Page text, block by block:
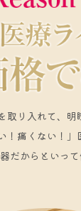
取り入れて、明
！痛くない！
だからといっ